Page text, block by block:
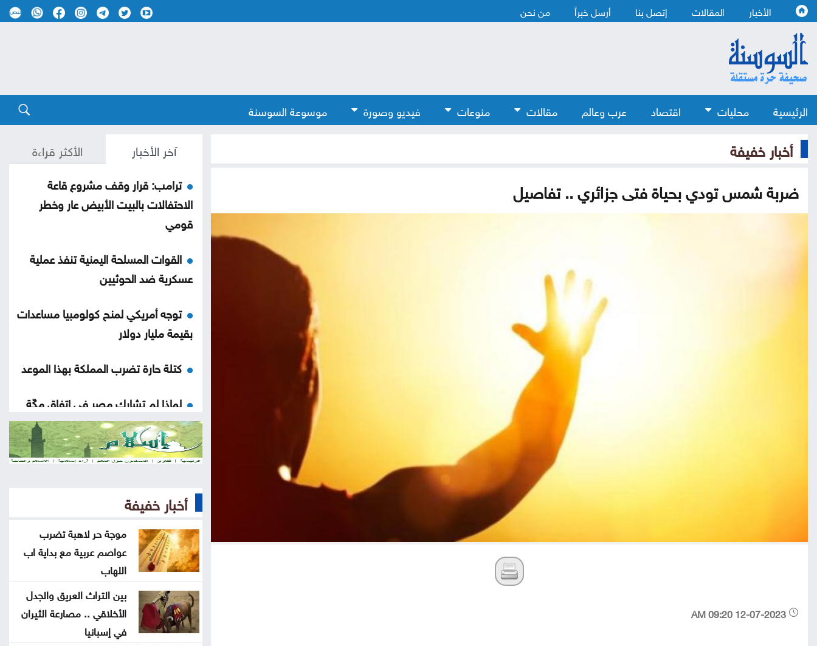
الأخبار المقالات إتصل بنا أرسل خبراً من نحن
الرئيسية محليات اقتصاد عرب وعالم مقالات منوعات فيديو وصورة موسوعة السوسنة
أخبار خفيفة
ضربة شمس تودي بحياة فتى جزائري .. تفاصيل
آخر الأخبار الأكثر قراءة
ترامب: قرار وقف مشروع قاعة
الاحتفالات بالبيت الأبيض عار وخطر
قومي
القوات المسلحة اليمنية تنفذ عملية
عسكرية ضد الحوثيين
توجه أمريكي لمنح كولومبيا مساعدات
بقيمة مليار دولار
كتلة حارة تضرب المملكة بهذا الموعد
لماذا لم تشارك مصر في اتفاق مكّة
اتفاقية مكة: مثلث الردع الجديد في
المنطقة
التفاصيل والموعد المتوقع لإعلانها
الدراسات تؤكد: الذكاء الاصطناعي
تكنولوجيا بلا جدوى
تشابُك القيامة والنهوض في
فلسطين وإسرائيل
أخبار خفيفة
موجة حر لاهبة تضرب
عواصم عربية مع بداية اب
اللهاب
بين التراث العريق والجدل
الأخلاقي .. مصارعة الثيران
في إسبانيا